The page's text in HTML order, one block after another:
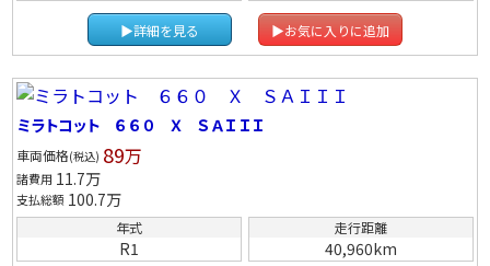
▶詳細を見る ▶お気に入りに追加
ミラトコット ６６０ Ｘ ＳＡＩＩＩ
車両価格(税込) 89万
諸費用 11.7万
支払総額 100.7万
年式
R1
走行距離
40,960km